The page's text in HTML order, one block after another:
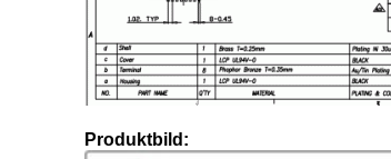
Produktbild: